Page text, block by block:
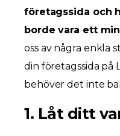
företagssida och
borde vara ett
oss av några enkla
din företagssida på
behöver det inte
1. Låt ditt